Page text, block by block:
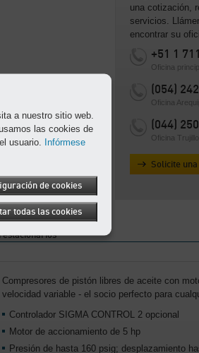
una cotización,
servicios.
encontrar su
+51 1
Oficina
(054)
Oficina
(044)
Oficina Trujillo
Solicite
estacionarios
Compresores de pistón libres de aceite con
velocidad variable - el socio perfecto para
Controlador SIGMA CONTROL 2 opcional
Motor de accionamiento de 5 hp
Presión de hasta 160 psig; desplazamiento
a nuestro sitio web.
las cookies de
usuario. Infórmese
de cookies
todas las cookies